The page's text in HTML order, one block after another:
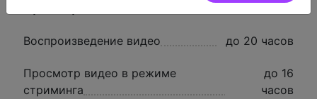
Воспроизведение видео до 20 часов
Просмотр видео в режиме
стриминга
до 16
часов